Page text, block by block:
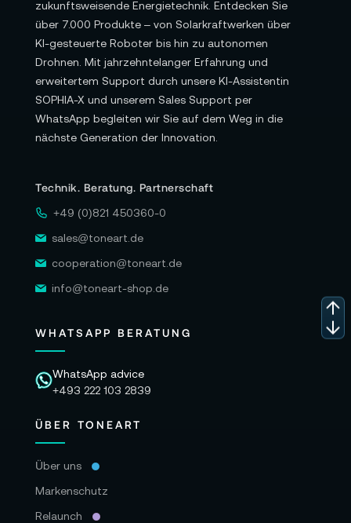
zukunftsweisende Energietechnik. Entdecken Sie
über 7.000 Produkte – von Solarkraftwerken über
KI-gesteuerte Roboter bis hin zu autonomen
Drohnen. Mit jahrzehntelanger Erfahrung und
erweitertem Support durch unsere KI-Assistentin
SOPHIA-X und unserem Sales Support per
WhatsApp begleiten wir Sie auf dem Weg in die
nächste Generation der Innovation.
Technik. Beratung. Partnerschaft
+49 (0)821 450360-0
sales@toneart.de
cooperation@toneart.de
info@toneart-shop.de
WHATSAPP BERATUNG
WhatsApp advice
+493 222 103 2839
ÜBER TONEART
Über uns
Markenschutz
Relaunch